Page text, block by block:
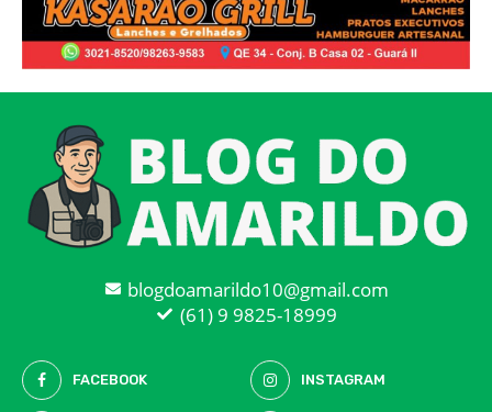
blogdoamarildo10@gmail.com
(61) 9 9825-18999
FACEBOOK INSTAGRAM